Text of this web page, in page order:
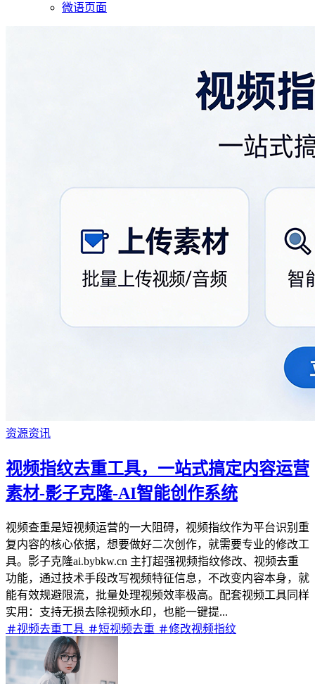
微语页面
资源资讯
视频指纹去重工具，一站式搞定内容运营
素材-影子克隆-AI智能创作系统
视频查重是短视频运营的一大阻碍，视频指纹作为平台识别重
复内容的核心依据，想要做好二次创作，就需要专业的修改工
具。影子克隆ai.bybkw.cn 主打超强视频指纹修改、视频去重
功能，通过技术手段改写视频特征信息，不改变内容本身，就
能有效规避限流，批量处理视频效率极高。配套视频工具同样
实用：支持无损去除视频水印，也能一键提...
视频去重工具
短视频去重 修改视频指纹